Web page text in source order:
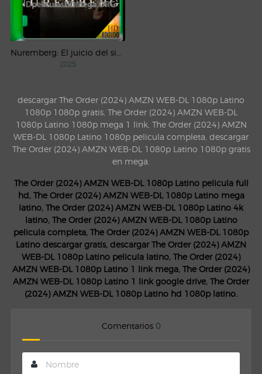
2025
descargar The Order (2024) AMZN WEB-DL 1080p Latino
1080p 1080p gratis, The Order (2024) AMZN WEB-DL
1080p Latino 1080p mega 1 link, The Order (2024) AMZN
WEB-DL 1080p Latino 1080p pelicula completa, descargar
The Order (2024) AMZN WEB-DL 1080p Latino 1080p gratis
en mega.
The Order (2024) AMZN WEB-DL 1080p Latino pelicula full
hd, The Order (2024) AMZN WEB-DL 1080p Latino mega
latino, The Order (2024) AMZN WEB-DL 1080p Latino 4k
latino, The Order (2024) AMZN WEB-DL 1080p Latino
pelicula completa, The Order (2024) AMZN WEB-DL 1080p
Latino descargar gratis, descargar The Order (2024) AMZN
WEB-DL 1080p Latino pelicula latino, The Order (2024)
AMZN WEB-DL 1080p Latino 1 link mega, The Order (2024)
AMZN WEB-DL 1080p Latino 1 link google drive, The Order
(2024) AMZN WEB-DL 1080p Latino hd 1080p latino.
Comentarios 0